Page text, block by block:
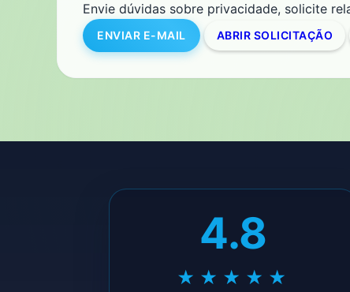
Envie dúvidas sobre privacidade, solicite
ENVIAR E-MAIL ABRIR SOLICITAÇÃO
4.8
★★★★★